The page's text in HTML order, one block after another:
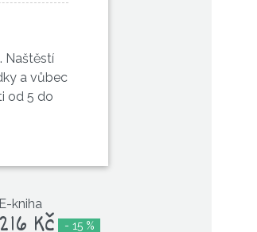
Naštěstí
a vůbec
od 5 do
E-kniha
- 15 %